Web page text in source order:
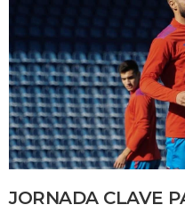
JORNADA CLAVE